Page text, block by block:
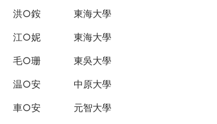
洪○銨 東海大學
江○妮 東海大學
毛○珊 東吳大學
温○安 中原大學
車○安 元智大學